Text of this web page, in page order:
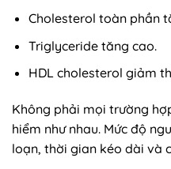
Cholesterol toàn phần
Triglyceride tăng cao.
HDL cholesterol giảm
Không phải mọi trường
hiểm như nhau. Mức độ
loạn, thời gian kéo dài và